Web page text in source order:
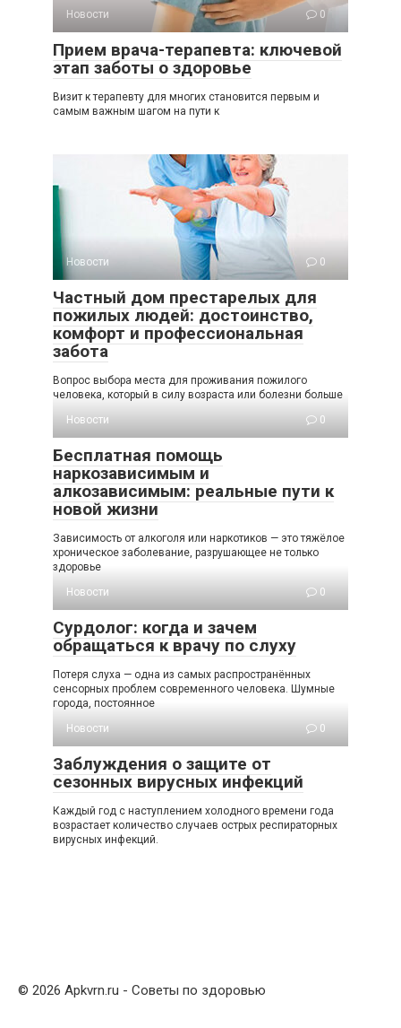
Новости 0
Прием врача-терапевта: ключевой
этап заботы о здоровье
Визит к терапевту для многих становится первым и
самым важным шагом на пути к
Новости 0
Частный дом престарелых для
пожилых людей: достоинство,
комфорт и профессиональная
забота
Вопрос выбора места для проживания пожилого
человека, который в силу возраста или болезни больше
Новости
0
Бесплатная помощь
наркозависимым и
алкозависимым: реальные пути к
новой жизни
Зависимость от алкоголя или наркотиков — это тяжёлое
хроническое заболевание, разрушающее не только
здоровье
Новости
0
Сурдолог: когда и зачем
обращаться к врачу по слуху
Потеря слуха — одна из самых распространённых
сенсорных проблем современного человека. Шумные
города, постоянное
Новости
0
Заблуждения о защите от
сезонных вирусных инфекций
Каждый год с наступлением холодного времени года
возрастает количество случаев острых респираторных
вирусных инфекций.
© 2026 Apkvrn.ru - Советы по здоровью